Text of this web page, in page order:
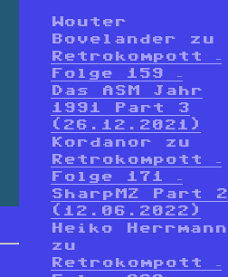
Wouter
Bovelander zu
Retrokompott –
Folge 159 –
Das ASM Jahr
1991 Part 3
(26.12.2021)
Kordanor zu
Retrokompott –
Folge 171 –
SharpMZ Part 2
(12.06.2022)
Heiko Herrmann
zu
Retrokompott –